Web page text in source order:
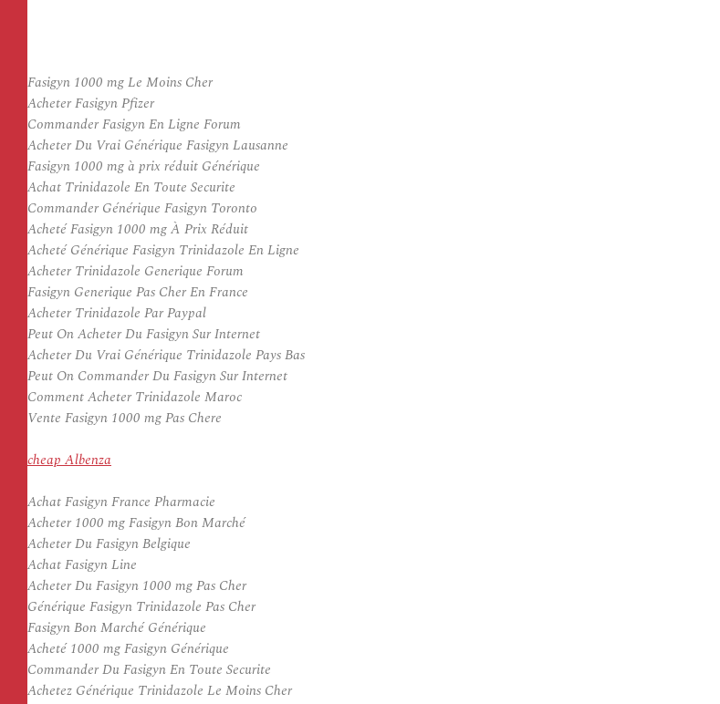
Fasigyn 1000 mg Le Moins Cher
Acheter Fasigyn Pfizer
Commander Fasigyn En Ligne Forum
Acheter Du Vrai Générique Fasigyn Lausanne
Fasigyn 1000 mg à prix réduit Générique
Achat Trinidazole En Toute Securite
Commander Générique Fasigyn Toronto
Acheté Fasigyn 1000 mg À Prix Réduit
Acheté Générique Fasigyn Trinidazole En Ligne
Acheter Trinidazole Generique Forum
Fasigyn Generique Pas Cher En France
Acheter Trinidazole Par Paypal
Peut On Acheter Du Fasigyn Sur Internet
Acheter Du Vrai Générique Trinidazole Pays Bas
Peut On Commander Du Fasigyn Sur Internet
Comment Acheter Trinidazole Maroc
Vente Fasigyn 1000 mg Pas Chere
cheap Albenza
Achat Fasigyn France Pharmacie
Acheter 1000 mg Fasigyn Bon Marché
Acheter Du Fasigyn Belgique
Achat Fasigyn Line
Acheter Du Fasigyn 1000 mg Pas Cher
Générique Fasigyn Trinidazole Pas Cher
Fasigyn Bon Marché Générique
Acheté 1000 mg Fasigyn Générique
Commander Du Fasigyn En Toute Securite
Achetez Générique Trinidazole Le Moins Cher